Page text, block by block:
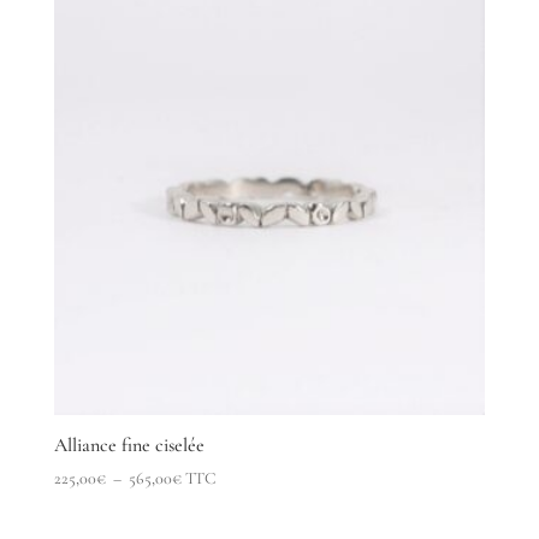
Alliance fine ciselée
225,00€ – 565,00€Plage
TTC